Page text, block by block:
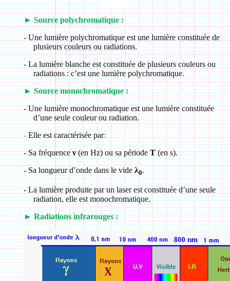
► Source polychromatique :
- Une lumière polychromatique est une lumière constituée de
plusieurs couleurs ou radiations.
- La lumière blanche est constituée de plusieurs couleurs ou
radiations : c’est une lumière polychromatique.
► Source monochromatique :
- Une lumière monochromatique est une lumière constituée
d’une seule couleur ou radiation.
- Elle est caractérisée par:
- Sa fréquenceν(en Hz) ou sa périodeT(en s).
- Sa longueur d’onde dans le videλ0.
- La lumière produite par un laser est constituée d’une seule
radiation, elle est monochromatique.
► Radiations infrarouges :